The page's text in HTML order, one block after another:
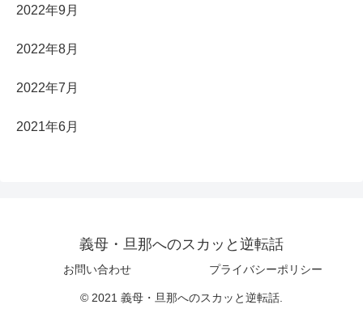
2022年9月
2022年8月
2022年7月
2021年6月
義母・旦那へのスカッと逆転話
お問い合わせ プライバシーポリシー
© 2021 義母・旦那へのスカッと逆転話.